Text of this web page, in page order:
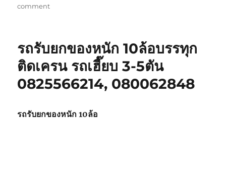
commenton
เลอ
รถ
เฉพาะ
กิจ
ขนส่ง
รถรับยกของหนัก 10ล้อบรรทุก
ติดเครน รถเฮี๊ยบ 3-5ตัน
0825566214, 080062848
รถรับยกของหนัก 10ล้อ